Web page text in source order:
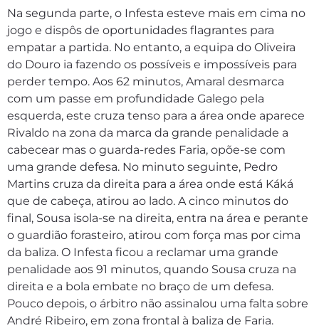
Na segunda parte, o Infesta esteve mais em cima no
jogo e dispôs de oportunidades flagrantes para
empatar a partida. No entanto, a equipa do Oliveira
do Douro ia fazendo os possíveis e impossíveis para
perder tempo. Aos 62 minutos, Amaral desmarca
com um passe em profundidade Galego pela
esquerda, este cruza tenso para a área onde aparece
Rivaldo na zona da marca da grande penalidade a
cabecear mas o guarda-redes Faria, opõe-se com
uma grande defesa. No minuto seguinte, Pedro
Martins cruza da direita para a área onde está Káká
que de cabeça, atirou ao lado. A cinco minutos do
final, Sousa isola-se na direita, entra na área e perante
o guardião forasteiro, atirou com força mas por cima
da baliza. O Infesta ficou a reclamar uma grande
penalidade aos 91 minutos, quando Sousa cruza na
direita e a bola embate no braço de um defesa.
Pouco depois, o árbitro não assinalou uma falta sobre
André Ribeiro, em zona frontal à baliza de Faria.